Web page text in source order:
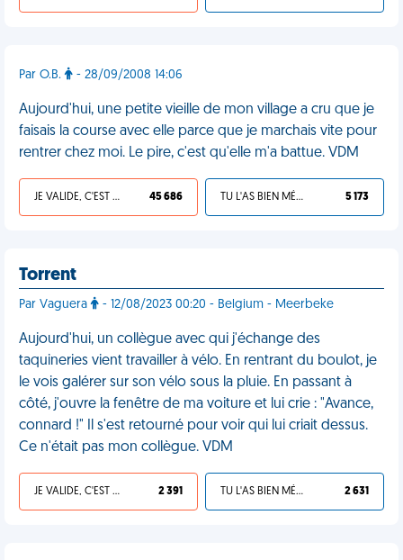
Par O.B. - 28/09/2008 14:06
Aujourd'hui, une petite vieille de mon village a cru que je
faisais la course avec elle parce que je marchais vite pour
rentrer chez moi. Le pire, c'est qu'elle m'a battue. VDM
JE VALIDE, C'EST UNE VDM 45 686 TU L'AS BIEN MÉRITÉ 5 173
Torrent
Par Vaguera - 12/08/2023 00:20 - Belgium - Meerbeke
Aujourd'hui, un collègue avec qui j'échange des
taquineries vient travailler à vélo. En rentrant du boulot, je
le vois galérer sur son vélo sous la pluie. En passant à
côté, j'ouvre la fenêtre de ma voiture et lui crie : "Avance,
connard !" Il s'est retourné pour voir qui lui criait dessus.
Ce n'était pas mon collègue. VDM
JE VALIDE, C'EST UNE VDM 2 391 TU L'AS BIEN MÉRITÉ 2 631